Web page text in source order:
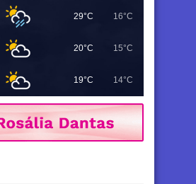
29°C 16°C
20°C 15°C
19°C 14°C